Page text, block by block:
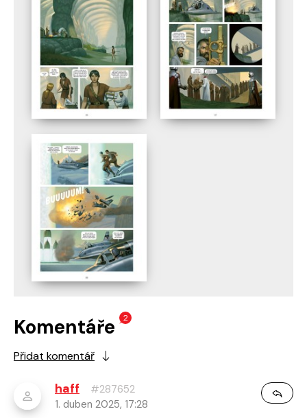
Komentáře 2
Přidat komentář
haff
#287652
1. duben 2025, 17:28